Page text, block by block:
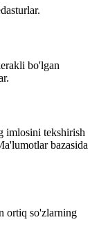
bo'lgan
imlosini tekshirish
bazasida
ortiq so'zlarning